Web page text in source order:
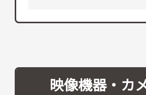
映像機器・カ